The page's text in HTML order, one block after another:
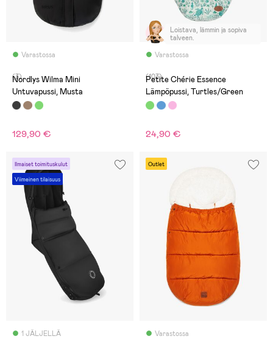
Varastossa
(3)
Nordlys Wilma Mini
Untuvapussi, Musta
129,90 €
Varastossa
Loistava, lämmin ja sopiva
talveen.
(103)
Petite Chérie Essence
Lämpöpussi, Turtles/Green
24,90 €
Ilmaiset toimituskulut
Viimeinen tilaisuus
1 JÄLJELLÄ
Outlet
Varastossa